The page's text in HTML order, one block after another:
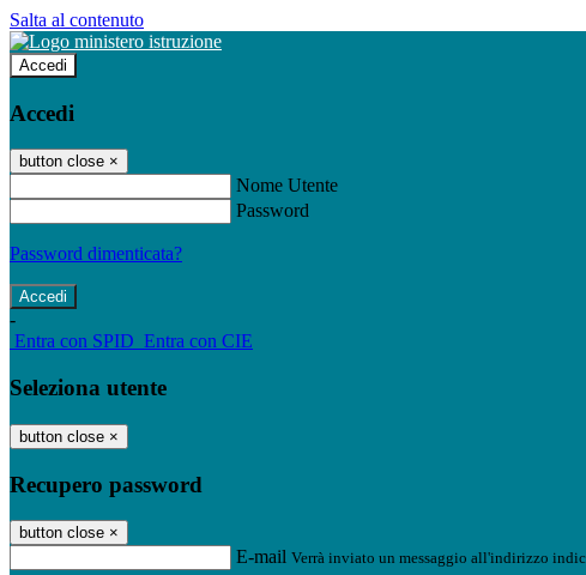
Salta al contenuto
Accedi
Accedi
button close ×
Nome Utente
Password
Password dimenticata?
-
Entra con SPID Entra con CIE
Seleziona utente
button close ×
Recupero password
button close ×
E-mail Verrà inviato un messaggio all'indirizzo